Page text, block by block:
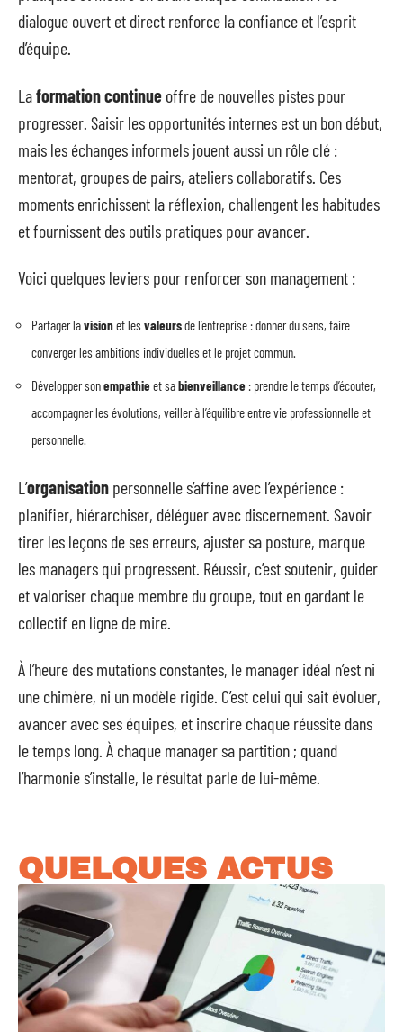
dialogue ouvert et direct renforce la confiance et l’esprit
d’équipe.
Laformation continue offre de nouvelles pistes pour
progresser. Saisir les opportunités internes est un bon début,
mais les échanges informels jouent aussi un rôle clé :
mentorat, groupes de pairs, ateliers collaboratifs. Ces
moments enrichissent la réflexion, challengent les habitudes
et fournissent des outils pratiques pour avancer.
Voici quelques leviers pour renforcer son management :
Partager lavisionet les valeursde l’entreprise : donner du sens, faire
converger les ambitions individuelles et le projet commun.
Développer sonempathieet sabienveillance : prendre le temps d’écouter,
accompagner les évolutions, veiller à l’équilibre entre vie professionnelle et
personnelle.
L’organisation personnelle s’affine avec l’expérience :
planifier, hiérarchiser, déléguer avec discernement. Savoir
tirer les leçons de ses erreurs, ajuster sa posture, marque
les managers qui progressent. Réussir, c’est soutenir, guider
et valoriser chaque membre du groupe, tout en gardant le
collectif en ligne de mire.
À l’heure des mutations constantes, le manager idéal n’est ni
une chimère, ni un modèle rigide. C’est celui qui sait évoluer,
avancer avec ses équipes, et inscrire chaque réussite dans
le temps long. À chaque manager sa partition ; quand
l’harmonie s’installe, le résultat parle de lui-même.
QUELQUES ACTUS